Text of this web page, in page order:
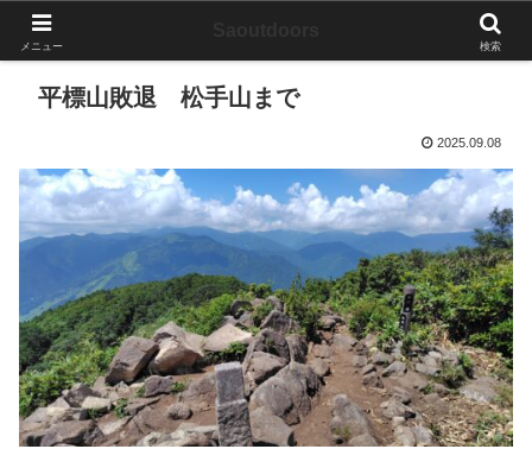
平標山敗退 松手山まで
2025.09.08
メニュー 検索